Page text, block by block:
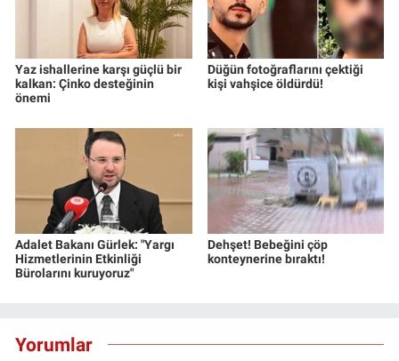
Yaz ishallerine karşı güçlü bir
kalkan: Çinko desteğinin
önemi
Düğün fotoğraflarını çektiği
kişi vahşice öldürdü!
Adalet Bakanı Gürlek: "Yargı
Hizmetlerinin Etkinliği
Bürolarını kuruyoruz"
Dehşet! Bebeğini çöp
konteynerine bıraktı!
Yorumlar